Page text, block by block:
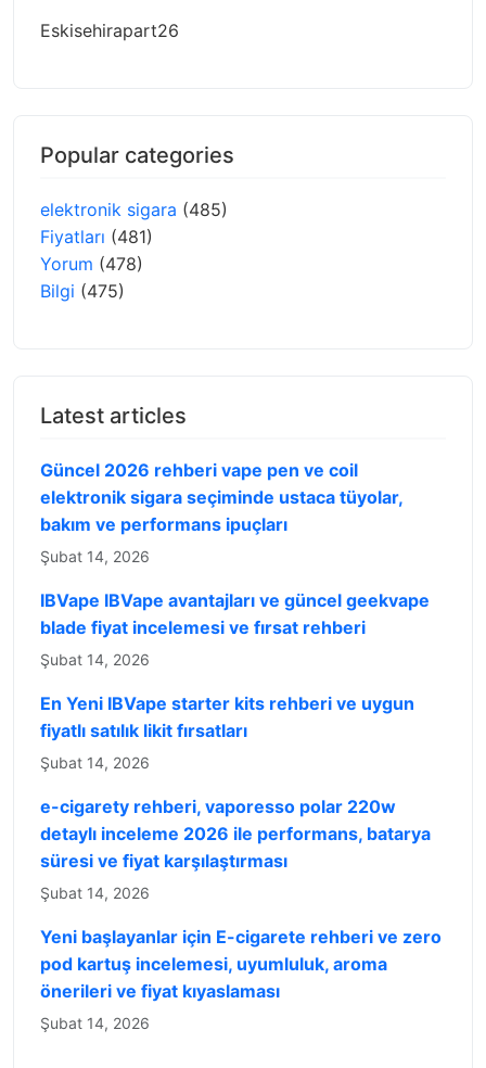
Eskisehirapart26
Popular categories
elektronik sigara (485)
Fiyatları (481)
Yorum (478)
Bilgi (475)
Latest articles
Güncel 2026 rehberi vape pen ve coil
elektronik sigara seçiminde ustaca tüyolar,
bakım ve performans ipuçları
Şubat 14, 2026
IBVape IBVape avantajları ve güncel geekvape
blade fiyat incelemesi ve fırsat rehberi
Şubat 14, 2026
En Yeni IBVape starter kits rehberi ve uygun
fiyatlı satılık likit fırsatları
Şubat 14, 2026
e-cigarety rehberi, vaporesso polar 220w
detaylı inceleme 2026 ile performans, batarya
süresi ve fiyat karşılaştırması
Şubat 14, 2026
Yeni başlayanlar için E-cigarete rehberi ve zero
pod kartuş incelemesi, uyumluluk, aroma
önerileri ve fiyat kıyaslaması
Şubat 14, 2026